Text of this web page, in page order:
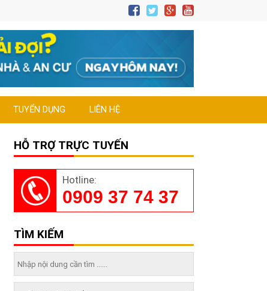
TUYỂN DỤNG LIÊN HỆ
HỖ TRỢ TRỰC TUYẾN
Hotline:
0909 37 74 37
TÌM KIẾM